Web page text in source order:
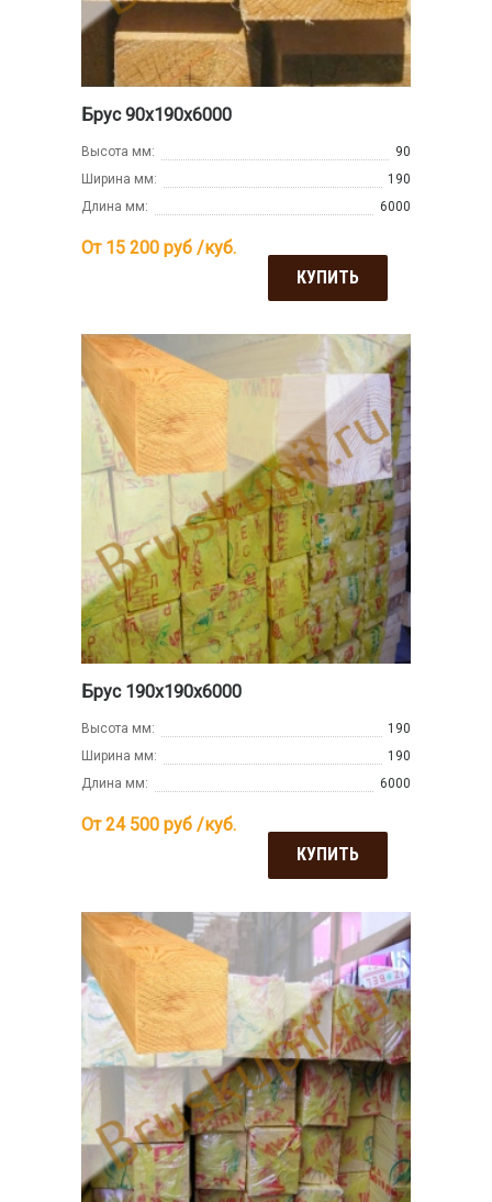
Брус 90х190х6000
Высота мм:
90
Ширина мм:
190
Длина мм:
6000
От 15 200 руб /куб.
КУПИТЬ
Брус 190х190х6000
Высота мм:
190
Ширина мм:
190
Длина мм:
6000
От 24 500 руб /куб.
КУПИТЬ